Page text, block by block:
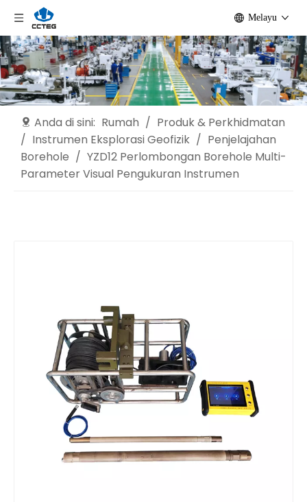
Melayu
Anda di sini: Rumah / Produk & Perkhidmatan
/ Instrumen Eksplorasi Geofizik / Penjelajahan
Borehole / YZD12 Perlombongan Borehole Multi-
Parameter Visual Pengukuran Instrumen